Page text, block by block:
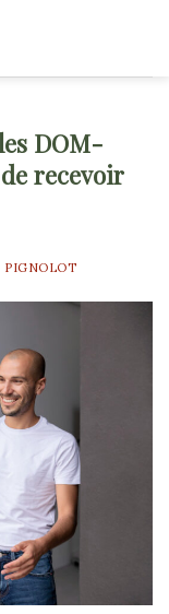
DOM-
recevoir
PIGNOLOT